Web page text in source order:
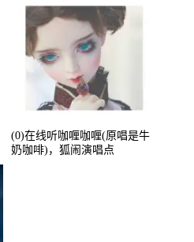
(0)在线听咖喱咖喱(原唱是牛
奶咖啡)，狐闹演唱点